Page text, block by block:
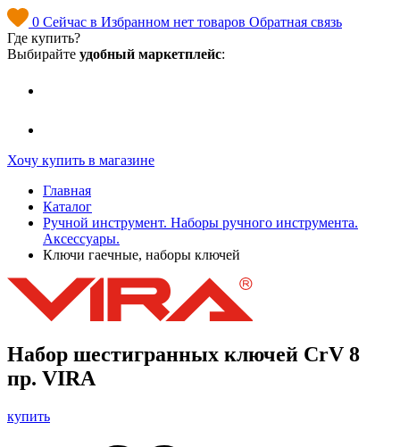
0 Сейчас в Избранном нет товаров Обратная связь
Где купить?
Выбирайте удобный маркетплейс:
Хочу купить в магазине
Главная
Каталог
Ручной инструмент. Наборы ручного инструмента.
Аксессуары.
Ключи гаечные, наборы ключей
Набор шестигранных ключей CrV 8
пр. VIRA
купить